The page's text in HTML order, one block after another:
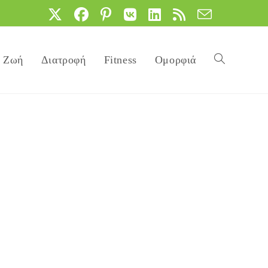
Ζωή Διατροφή Fitness Ομορφιά Toggle